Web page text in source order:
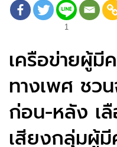
1
เครือข่ายผู้มี
ทางเพศ ชว
ก่อน-หลัง เ
เสียงกลุ่มผู้มี